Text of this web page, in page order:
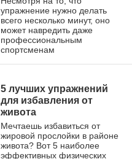
упражнение нужно делать
всего несколько минут, оно
может навредить даже
профессиональным
спортсменам
5 лучших упражнений
для избавления от
живота
Мечтаешь избавиться от
жировой прослойки в районе
живота? Вот 5 наиболее
эффективных физических